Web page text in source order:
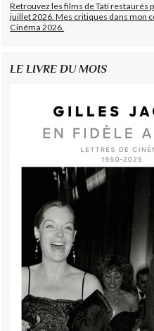
Retrouvez les films de Tati restaurés
juillet 2026. Mes critiques dans mon
Cinéma 2026.
LE LIVRE DU MOIS